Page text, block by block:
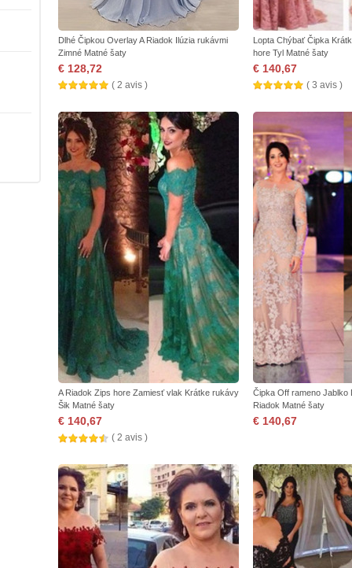
Dlhé Čipkou Overlay A Riadok Ilúzia rukávmi
Zimné Matné šaty
€ 128,72
( 2 avis )
Lopta Chýbať Čipka
hore Tyl Matné šaty
€ 140,67
( 3 avis )
A Riadok Zips hore Zamiesť vlak Krátke rukávy
Šik Matné šaty
€ 140,67
( 2 avis )
Čipka Off rameno Jablko
Riadok Matné šaty
€ 140,67